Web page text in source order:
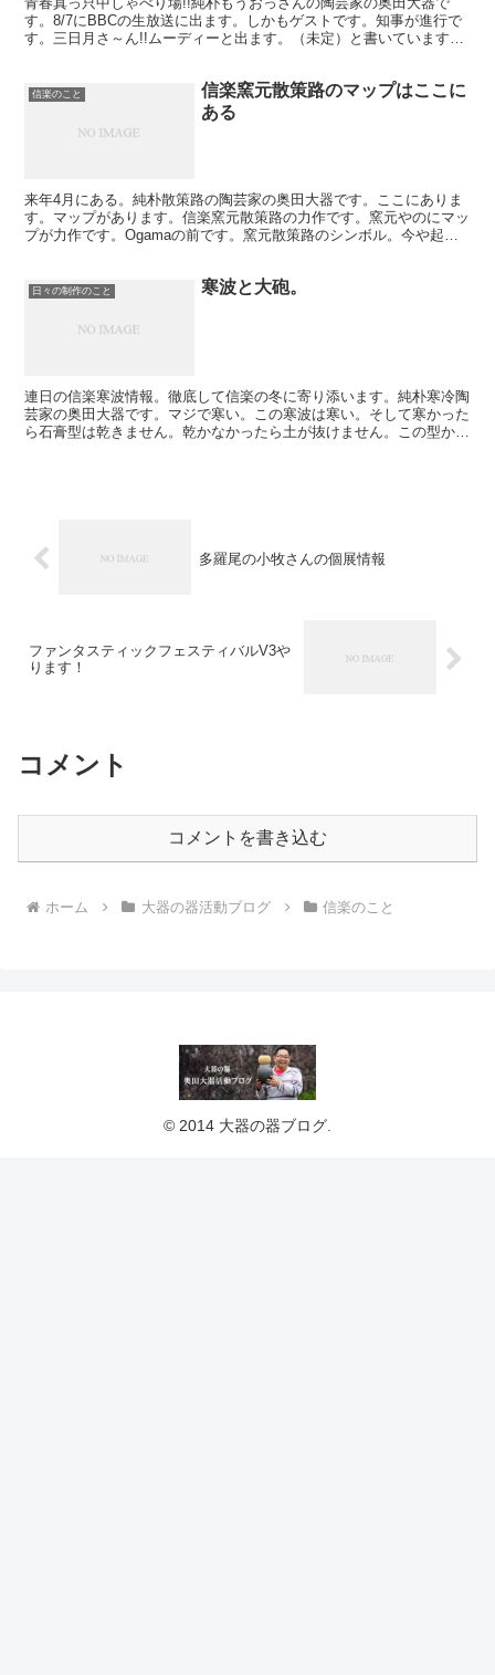
す。8/7にBBCの生放送に出ます。しかもゲストです。知事が進行で
す。三日月さ～ん!!ムーディーと出ます。（未定）と書いていますが
信楽のこと
信楽窯元散策路のマップはここに
ある
来年4月にある。純朴散策路の陶芸家の奥田大器です。ここにありま
す。マップがあります。信楽窯元散策路の力作です。窯元やのにマッ
プが力作です。Ogamaの前です。窯元散策路のシンボル。今や起
日々の制作のこと 寒波と大砲。
連日の信楽寒波情報。徹底して信楽の冬に寄り添います。純朴寒冷陶
芸家の奥田大器です。マジで寒い。この寒波は寒い。そして寒かった
ら石膏型は乾きません。乾かなかったら土が抜けません。この型から
多羅尾の小牧さんの個展情報
ファンタスティックフェスティバルV3や
ります！
コメント
コメントを書き込む
ホーム 大器の器活動ブログ 信楽のこと
© 2014 大器の器ブログ.